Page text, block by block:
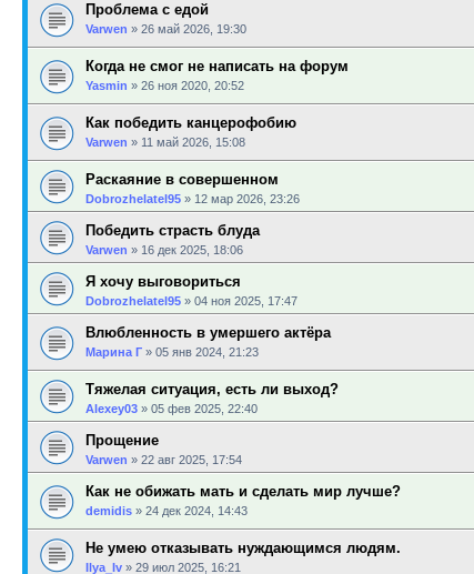
Проблема с едой
Varwen » 26 май 2026, 19:30
Когда не смог не написать на форум
Yasmin » 26 ноя 2020, 20:52
Как победить канцерофобию
Varwen » 11 май 2026, 15:08
Раскаяние в совершенном
Dobrozhelatel95 » 12 мар 2026, 23:26
Победить страсть блуда
Varwen » 16 дек 2025, 18:06
Я хочу выговориться
Dobrozhelatel95 » 04 ноя 2025, 17:47
Влюбленность в умершего актёра
Марина Г » 05 янв 2024, 21:23
Тяжелая ситуация, есть ли выход?
Alexey03 » 05 фев 2025, 22:40
Прощение
Varwen » 22 авг 2025, 17:54
Как не обижать мать и сделать мир лучше?
demidis » 24 дек 2024, 14:43
Не умею отказывать нуждающимся людям.
Ilya_Iv » 29 июл 2025, 16:21